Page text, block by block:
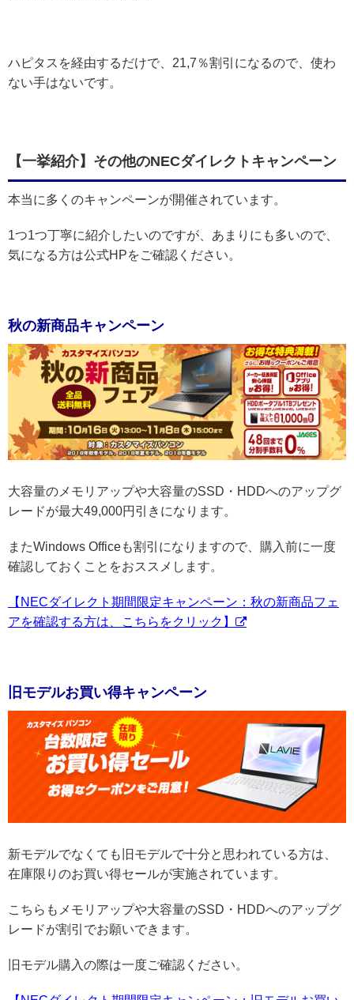
ハピタスを経由するだけで、21,7％割引になるので、使わ
ない手はないです。
【一挙紹介】その他のNECダイレクトキャンペーン
本当に多くのキャンペーンが開催されています。
1つ1つ丁寧に紹介したいのですが、あまりにも多いので、
気になる方は公式HPをご確認ください。
秋の新商品キャンペーン
大容量のメモリアップや大容量のSSD・HDDへのアップグ
レードが最大49,000円引きになります。
またWindows Officeも割引になりますので、購入前に一度
確認しておくことをおススメします。
【NECダイレクト期間限定キャンペーン：秋の新商品フェ
アを確認する方は、こちらをクリック】
旧モデルお買い得キャンペーン
新モデルでなくても旧モデルで十分と思われている方は、
在庫限りのお買い得セールが実施されています。
こちらもメモリアップや大容量のSSD・HDDへのアップグ
レードが割引でお願いできます。
旧モデル購入の際は一度ご確認ください。